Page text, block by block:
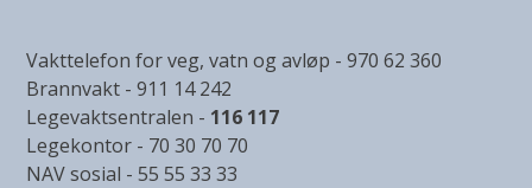
Vakttelefon for veg, vatn og avløp - 970 62 360
Brannvakt - 911 14 242
Legevaktsentralen - 116 117
Legekontor - 70 30 70 70
NAV sosial - 55 55 33 33